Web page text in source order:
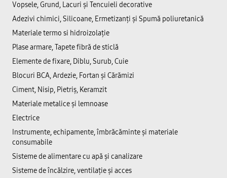
Vopsele, Grund, Lacuri și Tencuieli decorative
Adezivi chimici, Silicoane, Ermetizanți și Spumă poliuretanică
Materiale termo si hidroizolație
Plase armare, Tapete fibră de sticlă
Elemente de fixare, Diblu, Surub, Cuie
Blocuri BCA, Ardezie, Fortan și Cărămizi
Ciment, Nisip, Pietriș, Keramzit
Materiale metalice și lemnoase
Electrice
Instrumente, echipamente, îmbrăcăminte și materiale
consumabile
Sisteme de alimentare cu apă și canalizare
Sisteme de încălzire, ventilație și acces